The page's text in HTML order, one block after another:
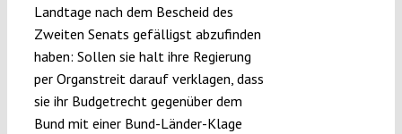
Landtage nach dem Bescheid des
Zweiten Senats gefälligst abzufinden
haben: Sollen sie halt ihre Regierung
per Organstreit darauf verklagen, dass
sie ihr Budgetrecht gegenüber dem
Bund mit einer Bund-Länder-Klage